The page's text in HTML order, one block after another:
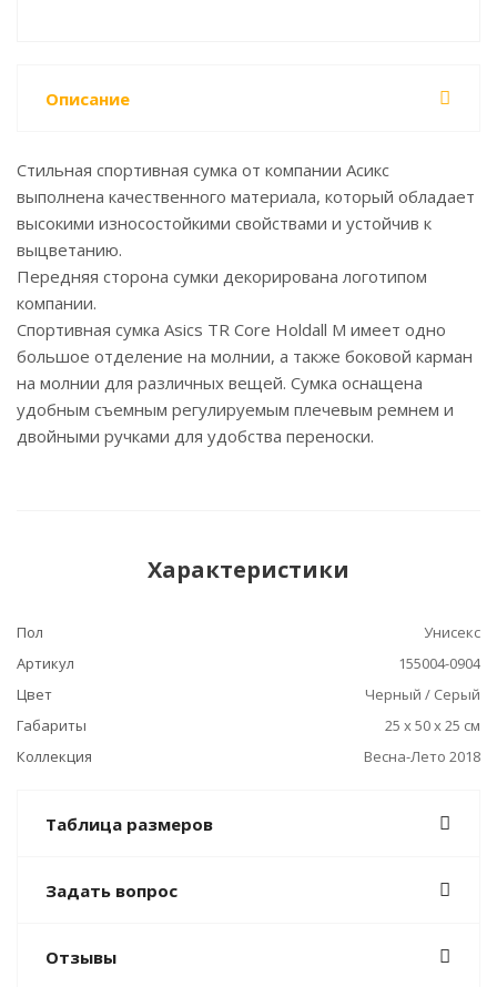
Описание
Стильная спортивная сумка от компании Асикс
выполнена качественного материала, который обладает
высокими износостойкими свойствами и устойчив к
выцветанию.
Передняя сторона сумки декорирована логотипом
компании.
Спортивная сумка Asics TR Core Holdall M имеет одно
большое отделение на молнии, а также боковой карман
на молнии для различных вещей. Сумка оснащена
удобным съемным регулируемым плечевым ремнем и
двойными ручками для удобства переноски.
Характеристики
Пол
Унисекс
Артикул
155004-0904
Цвет
Черный / Серый
Габариты
25 x 50 x 25 см
Коллекция
Весна-Лето 2018
Таблица размеров
Задать вопрос
Отзывы